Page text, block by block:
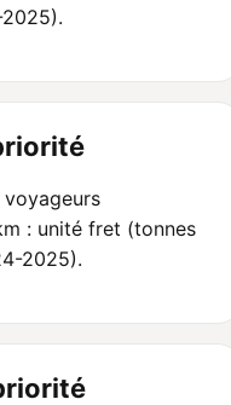
: unité fret (tonnes
2025).